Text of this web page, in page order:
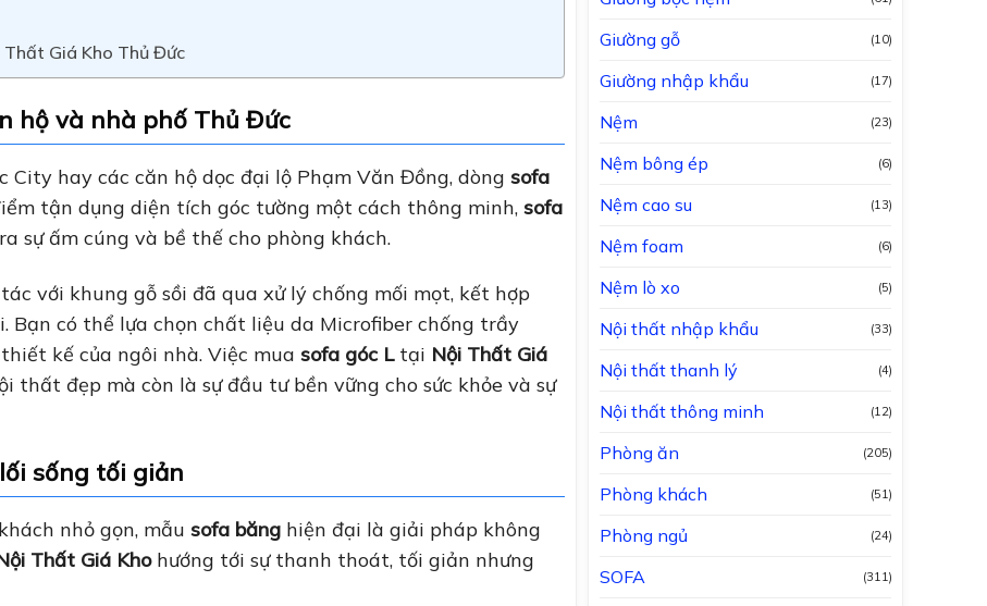
Giá Kho Thủ Đức
hộ và nhà phố Thủ Đức
City hay các căn hộ dọc đại lộ Phạm Văn Đồng, dòng sofa
tận dụng diện tích góc tường một cách thông minh, sofa
sự ấm cúng và bề thế cho phòng khách.
với khung gỗ sồi đã qua xử lý chống mối mọt, kết hợp
Bạn có thể lựa chọn chất liệu da Microfiber chống trầy
kế của ngôi nhà. Việc mua sofa góc Ltại Nội Thất Giá
thất đẹp mà còn là sự đầu tư bền vững cho sức khỏe và sự
sống tối giản
nhỏ gọn, mẫu sofa băng hiện đại là giải pháp không
Thất Giá Khohướng tới sự thanh thoát, tối giản nhưng
Giường gỗ (10)
Giường nhập khẩu (17)
Nệm (23)
Nệm bông ép (6)
Nệm cao su (13)
Nệm foam (6)
Nệm lò xo (5)
Nội thất nhập khẩu (33)
Nội thất thanh lý (4)
Nội thất thông minh (12)
Phòng ăn (205)
Phòng khách (51)
Phòng ngủ (24)
SOFA (311)